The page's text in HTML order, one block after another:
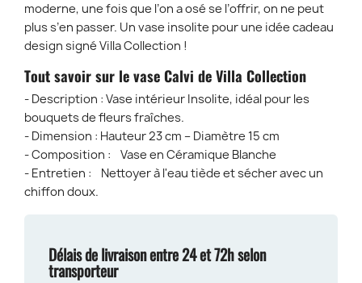
moderne, une fois que l’on a osé se l’offrir, on ne peut
plus s’en passer. Un vase insolite pour une idée cadeau
design signé Villa Collection !
Tout savoir sur le vase Calvi de Villa Collection
- Description : Vase intérieur Insolite, idéal pour les
bouquets de fleurs fraîches.
- Dimension : Hauteur 23 cm – Diamètre 15 cm
- Composition : Vase en Céramique Blanche
- Entretien : Nettoyer à l'eau tiède et sécher avec un
chiffon doux.
Délais de livraison entre 24 et 72h selon
transporteur